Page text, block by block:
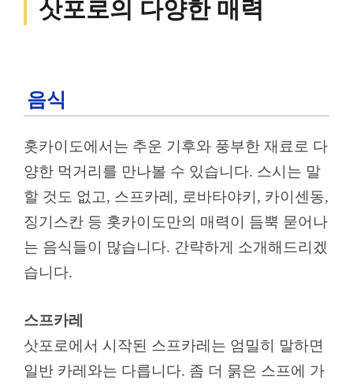
삿포로의 다양한 매력
음식
홋카이도에서는 추운 기후와 풍부한 재료로 다
양한 먹거리를 만나볼 수 있습니다. 스시는 말
할 것도 없고, 스프카레, 로바타야키, 카이센동,
징기스칸 등 홋카이도만의 매력이 듬뿍 묻어나
는 음식들이 많습니다. 간략하게 소개해드리겠
습니다.
스프카레
삿포로에서 시작된 스프카레는 엄밀히 말하면
일반 카레와는 다릅니다. 좀 더 묽은 스프에 가